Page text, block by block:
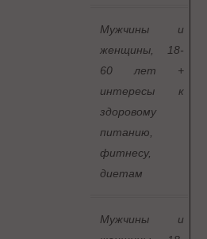
Мужчины и
женщины, 18-
60 лет +
интересы к
здоровому
питанию,
фитнесу,
диетам
Мужчины и